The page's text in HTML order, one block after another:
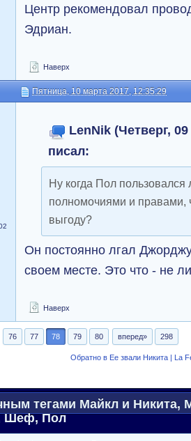
Центр рекомендовал
Эдриан.
Наверх
Пятница, 10 марта 2017, 12:35:29
LenNik (Четверг,
писал:
Ну когда Пол пользовался
полномочиями и правами,
выгоду?
Он постоянно лгал
своем месте. Это что - не
Наверх
76 77 78 79 80 вперед» 298
Обратно в Ее звали Никита | La
тегами Майкл и
Шеф, Пол